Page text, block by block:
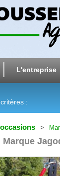
L'entreprise
:
Marque